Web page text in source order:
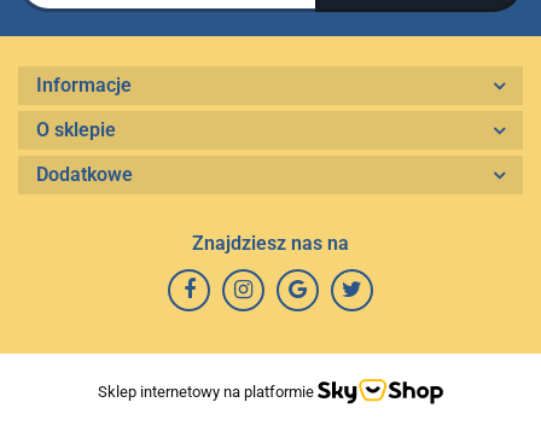
Informacje
O sklepie
Dodatkowe
Znajdziesz nas na
Sklep internetowy na platformie